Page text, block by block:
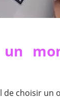
de choisir un